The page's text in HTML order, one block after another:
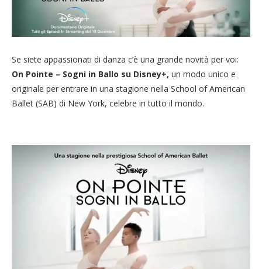
Se siete appassionati di danza c’è una grande novità per voi:
On Pointe – Sogni in Ballo su Disney+, un modo unico e
originale per entrare in una stagione nella School of American
Ballet (SAB) di New York, celebre in tutto il mondo.